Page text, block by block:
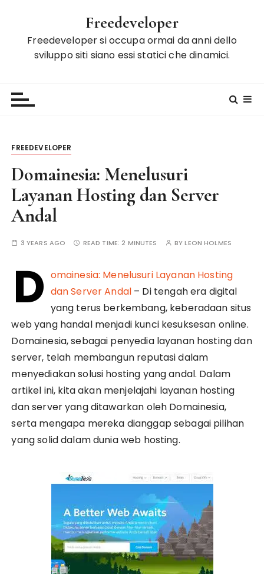
Freedeveloper
Freedeveloper si occupa ormai da anni dello
sviluppo siti siano essi statici che dinamici.
FREEDEVELOPER
Domainesia: Menelusuri
Layanan Hosting dan Server
Andal
3 YEARS AGO READ TIME:2 MINUTES BYLEON HOLMES
D omainesia: Menelusuri Layanan Hosting
dan Server Andal – Di tengah era digital
yang terus berkembang, keberadaan situs
web yang handal menjadi kunci kesuksesan online.
Domainesia, sebagai penyedia layanan hosting dan
server, telah membangun reputasi dalam
menyediakan solusi hosting yang andal. Dalam
artikel ini, kita akan menjelajahi layanan hosting
dan server yang ditawarkan oleh Domainesia,
serta mengapa mereka dianggap sebagai pilihan
yang solid dalam dunia web hosting.